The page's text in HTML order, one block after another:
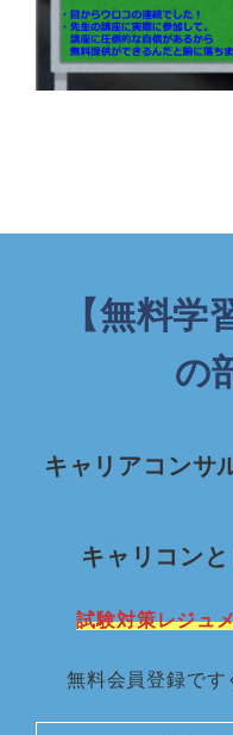
【無料
の
キャリアコンサ
キャリコン
試験対策レジュ
無料会員登録です